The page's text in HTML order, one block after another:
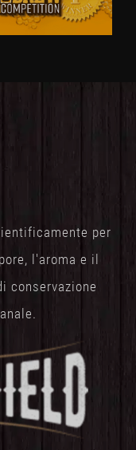
per
l'aroma e il
conservazione